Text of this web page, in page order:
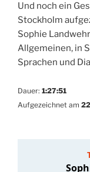
Und noch ein
Stockholm
Sophie
Allgemeinen, in
Sprachen und
Dauer: 1:27:51
Aufgezeichnet am